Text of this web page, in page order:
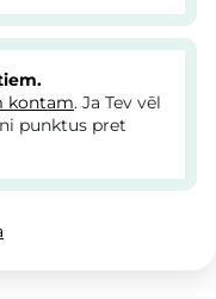
kontam. Ja Tev vēl
punktus pret